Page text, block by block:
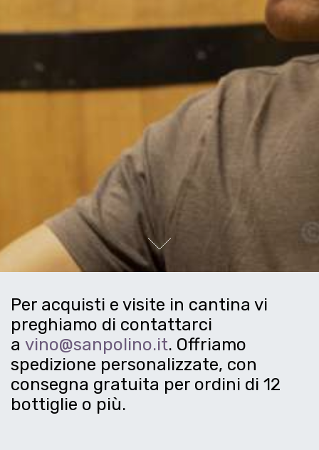
Next
Per acquisti e visite in cantina vi
preghiamo di contattarci
a vino@sanpolino.it. Offriamo
spedizione personalizzate, con
consegna gratuita per ordini di 12
bottiglie o più.